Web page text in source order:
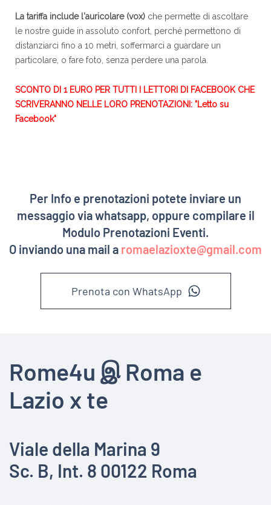
La tariffa include l'auricolare (vox) che permette di ascoltare
le nostre guide in assoluto confort, perché permettono di
distanziarci fino a 10 metri, soffermarci a guardare un
particolare, o fare foto, senza perdere una parola.
SCONTO DI 1 EURO PER TUTTI I LETTORI DI FACEBOOK CHE
SCRIVERANNO NELLE LORO PRENOTAZIONI: "Letto su
Facebook"
Per Info e prenotazioni potete inviare un
messaggio via whatsapp, oppure compilare il
Modulo Prenotazioni Eventi.
O inviando una mail a romaelazioxte@gmail.com
Prenota con WhatsApp
Rome4u இ Roma e
Lazio x te
Viale della Marina 9
Sc. B, Int. 8 00122 Roma